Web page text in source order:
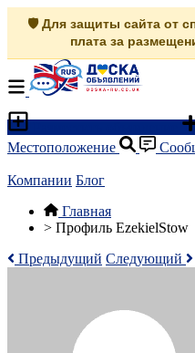
🛡️ Для защиты сайта от
плата за
Местоположение
Компании Блог
Главная
> Профиль EzekielStow
Предыдущий Следующий